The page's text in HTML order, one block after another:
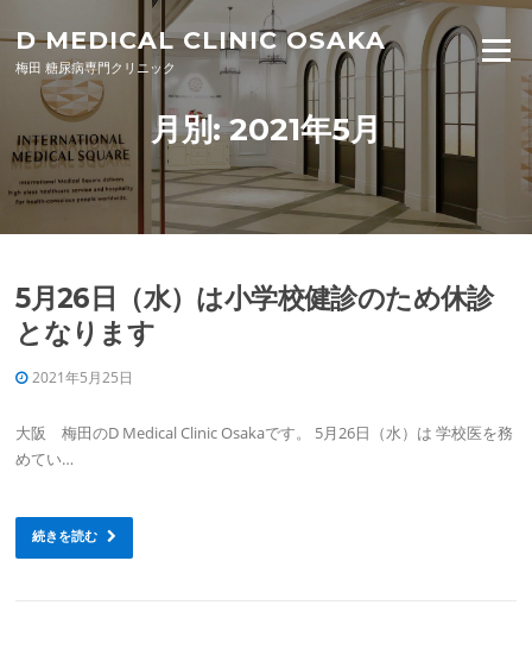
D MEDICAL CLINIC OSAKA
梅田 糖尿病専門クリニック
Menu
月別: 2021年5月
5月26日（水）は小学校健診のため休診
となります
2021年5月25日
大阪 梅田のD Medical Clinic Osakaです。 5月26日（水）は 学校医を務
めてい…
続きを読む